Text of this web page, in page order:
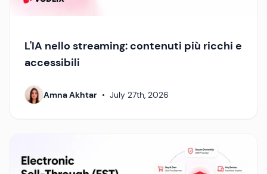
L'IA nello streaming: contenuti più ricchi e
accessibili
Amna Akhtar • July 27th, 2026